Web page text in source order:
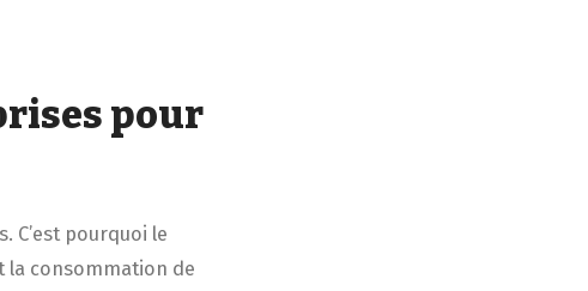
pour
C’est pourquoi le
la consommation de